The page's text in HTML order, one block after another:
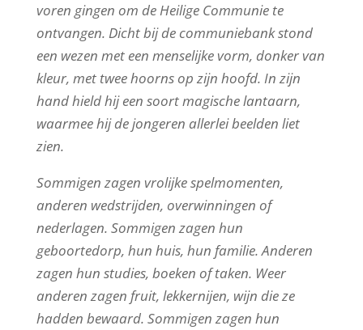
voren gingen om de Heilige Communie te
ontvangen. Dicht bij de communiebank stond
een wezen met een menselijke vorm, donker van
kleur, met twee hoorns op zijn hoofd. In zijn
hand hield hij een soort magische lantaarn,
waarmee hij de jongeren allerlei beelden liet
zien.
Sommigen zagen vrolijke spelmomenten,
anderen wedstrijden, overwinningen of
nederlagen. Sommigen zagen hun
geboortedorp, hun huis, hun familie. Anderen
zagen hun studies, boeken of taken. Weer
anderen zagen fruit, lekkernijen, wijn die ze
hadden bewaard. Sommigen zagen hun